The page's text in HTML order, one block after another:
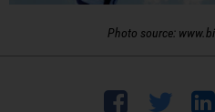
Photo source: